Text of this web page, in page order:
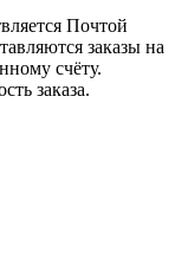
Почтой
заказы на
счёту.
заказа.